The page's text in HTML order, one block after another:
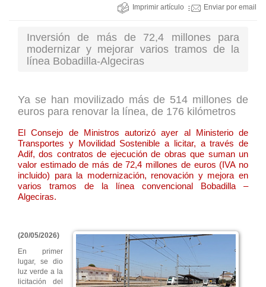
Imprimir artículo Enviar por email
Inversión de más de 72,4 millones para
modernizar y mejorar varios tramos de la
línea Bobadilla-Algeciras
Ya se han movilizado más de 514 millones de
euros para renovar la línea, de 176 kilómetros
El Consejo de Ministros autorizó ayer al Ministerio de
Transportes y Movilidad Sostenible a licitar, a través de
Adif, dos contratos de ejecución de obras que suman un
valor estimado de más de 72,4 millones de euros (IVA no
incluido) para la modernización, renovación y mejora en
varios tramos de la línea convencional Bobadilla –
Algeciras.
(20/05/2026)
En primer
lugar, se dio
luz verde a la
licitación del